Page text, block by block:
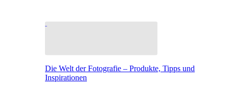
Die Welt der Fotografie – Produkte, Tipps und
Inspirationen